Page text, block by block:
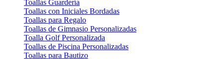
Toallas Guardería
Toallas con Iniciales Bordadas
Toallas para Regalo
Toallas de Gimnasio Personalizadas
Toalla Golf Personalizada
Toallas de Piscina Personalizadas
Toallas para Bautizo